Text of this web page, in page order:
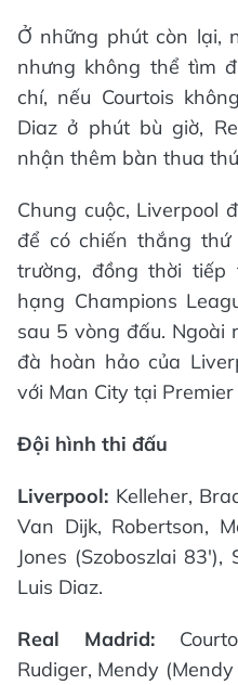
Ở những phút còn lại,
nhưng không thể tìm
chí, nếu Courtois
Diaz ở phút bù giờ,
nhận thêm bàn thua
Chung cuộc, Liverpool
để có chiến thắng
trường, đồng thời
hạng Champions
sau 5 vòng đấu. Ngoài
đà hoàn hảo của
với Man City tại
Đội hình thi đấu
Liverpool: Kelleher,
Van Dijk, Robertson,
Jones (Szoboszlai 83'),
Luis Diaz.
Real Madrid:
Rudiger, Mendy